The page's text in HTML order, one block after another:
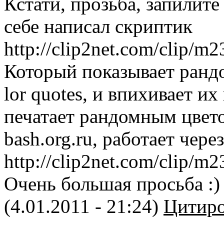
себе написал скриптик
http://clip2net.com/clip/
Который показывает
lor quotes, и впихивает
печатает рандомным
bash.org.ru, работает
http://clip2net.com/clip/
Очень большая проcьба :)
(4.01.2011 - 21:24)